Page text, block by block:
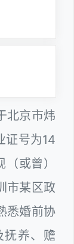
北京市炜
证号为14
或曾）
市某区政
悉婚前协
抚养、赡